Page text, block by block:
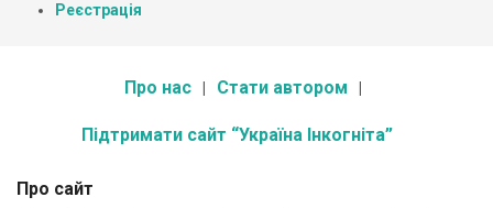
Реєстрація
Про нас Стати автором
Підтримати сайт “Україна Інкогніта”
Про сайт